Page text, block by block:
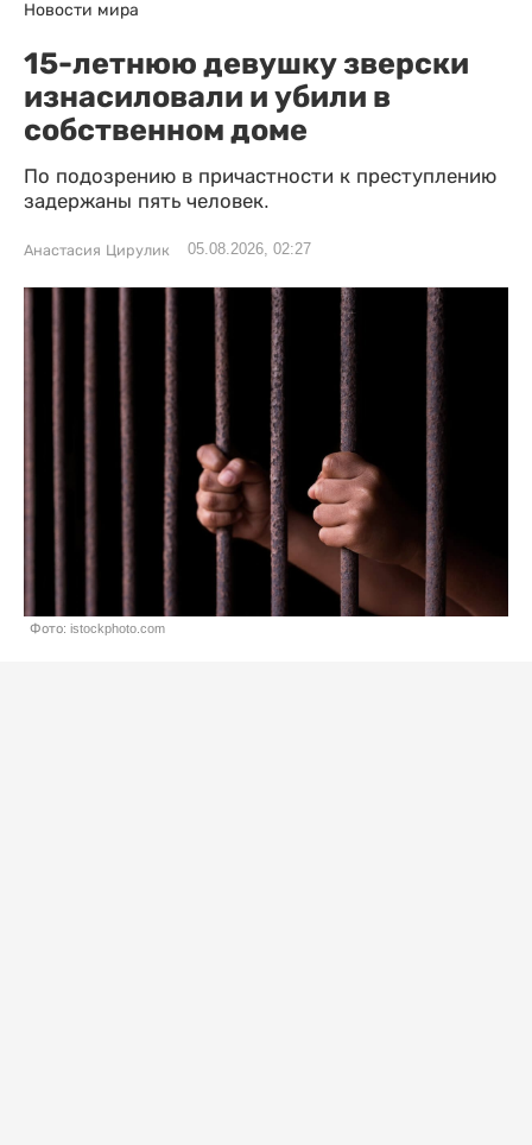
Новости мира
15-летнюю девушку зверски
изнасиловали и убили в
собственном доме
По подозрению в причастности к преступлению
задержаны пять человек.
Анастасия Цирулик 05.08.2026, 02:27
Фото: istockphoto.com